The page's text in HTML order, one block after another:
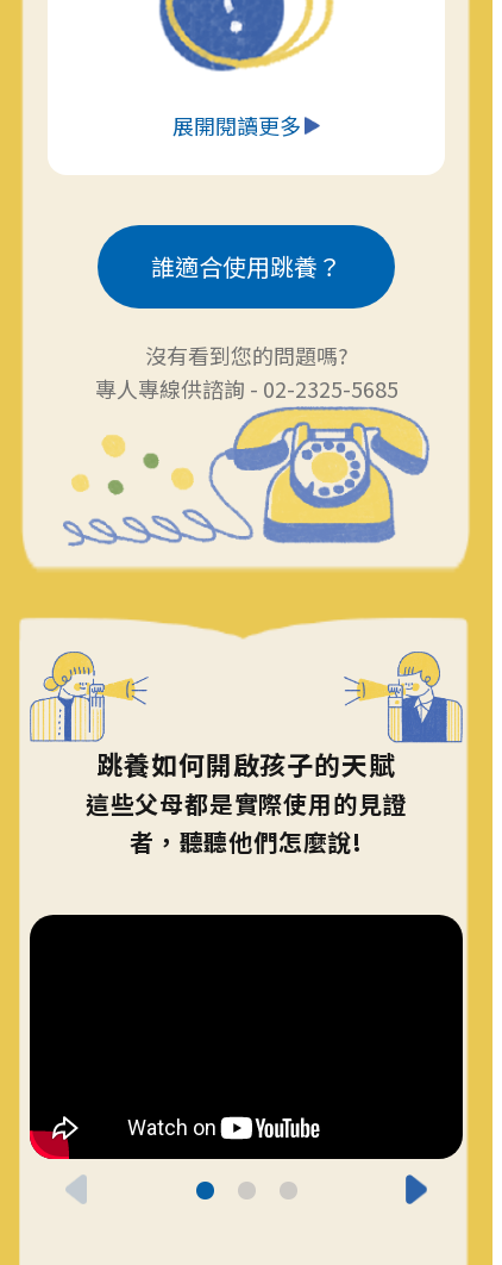
展開閱讀更多
誰適合使用跳養？
沒有看到您的問題嗎?
專人專線供諮詢 - 02-2325-5685
跳養如何開啟孩子的天賦
這些父母都是實際使用的見證
者，聽聽他們怎麼說!